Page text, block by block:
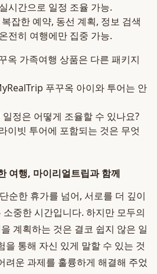
시간으로 일정 조율 가능.
복잡한 예약, 동선 계획, 정보 검색
전히 여행에만 집중 가능.
옥 가족여행 상품은 다른 패키지
푸꾸옥 아이와 투어는 안
정은 어떻게 조율할 수 있나요?
이빗 투어에 포함되는 것은 무엇
여행, 마이리얼트립과 함께
순한 휴가를 넘어, 서로를 더 깊이
중한 시간입니다. 하지만 모두의
계획하는 것은 결코 쉽지 않은 일
을 통해 자신 있게 말할 수 있는 것
려운 과제를 훌륭하게 해결해 주었